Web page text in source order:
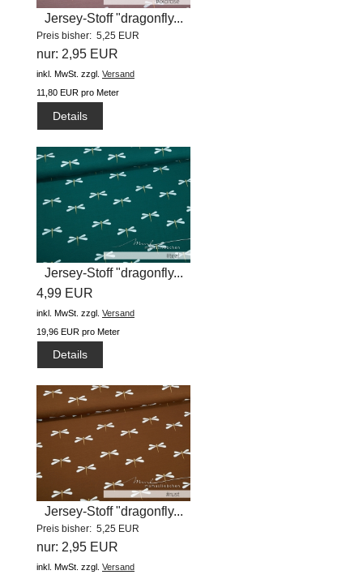
Jersey-Stoff "dragonfly...
Preis bisher: 5,25 EUR
nur: 2,95 EUR
inkl. MwSt. zzgl. Versand
11,80 EUR pro Meter
Details
Jersey-Stoff "dragonfly...
4,99 EUR
inkl. MwSt. zzgl. Versand
19,96 EUR pro Meter
Details
Jersey-Stoff "dragonfly...
Preis bisher: 5,25 EUR
nur: 2,95 EUR
inkl. MwSt. zzgl. Versand